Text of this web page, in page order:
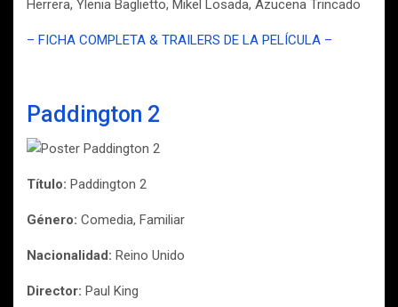
Herrera, Ylenia Baglietto, Mikel Losada, Azucena Trincado
– FICHA COMPLETA & TRAILERS DE LA PELÍCULA –
Paddington 2
Título: Paddington 2
Género: Comedia, Familiar
Nacionalidad: Reino Unido
Director: Paul King